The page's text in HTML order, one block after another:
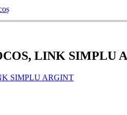
LINK SIMPLU
SIMPLU ARGINT